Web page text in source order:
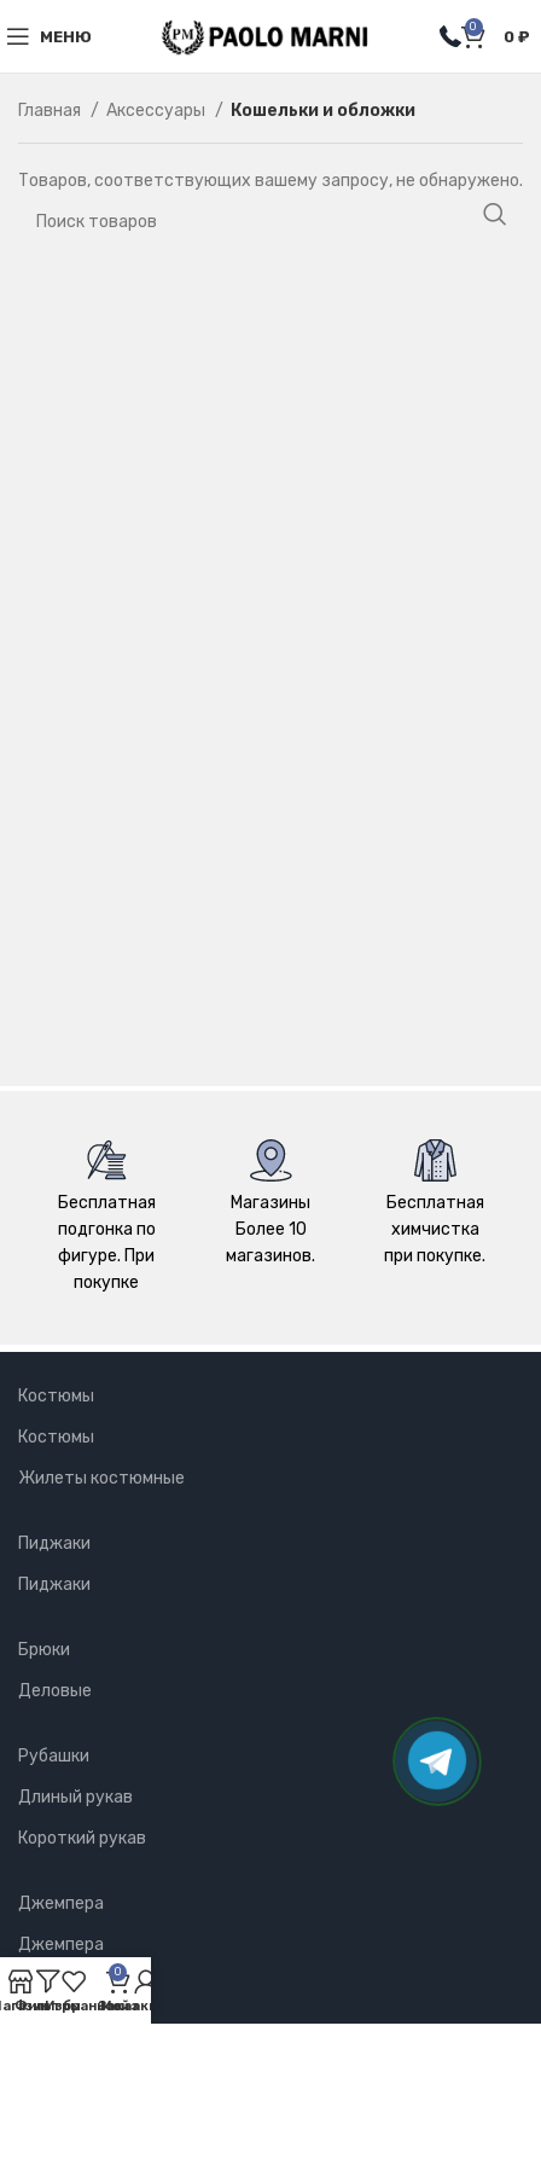
МЕНЮ
0
0 ₽
Главная Аксессуары Кошельки и обложки
Товаров, соответствующих вашему запросу, не обнаружено.
Бесплатная
подгонка по
фигуре. При
покупке
Магазины
Более 10
магазинов.
Бесплатная
химчистка
при покупке.
Костюмы
Костюмы
Жилеты костюмные
Пиджаки
Пиджаки
Брюки
Деловые
Рубашки
Длиный рукав
Короткий рукав
Джемпера
Джемпера
Лонгсливы
Фильтры
Избранное
0
Заказ
Мой аккаунт